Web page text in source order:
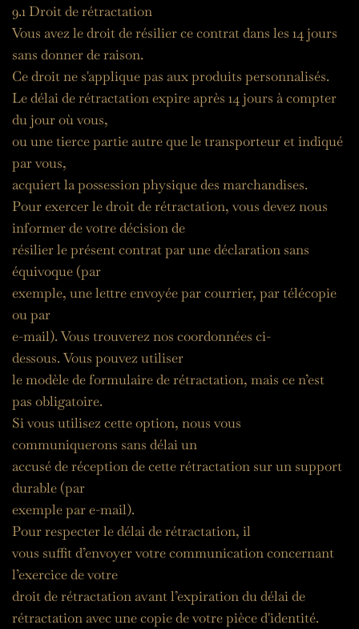
9.1 Droit de rétractation
Vous avez le droit de résilier ce contrat dans les 14 jours
sans donner de raison.
Ce droit ne s'applique pas aux produits personnalisés.
Le délai de rétractation expire après 14 jours à compter
du jour où vous,
ou une tierce partie autre que le transporteur et indiqué
par vous,
acquiert la possession physique des marchandises.
Pour exercer le droit de rétractation, vous devez nous
informer de votre décision de
résilier le présent contrat par une déclaration sans
équivoque (par
exemple, une lettre envoyée par courrier, par télécopie
ou par
e-mail). Vous trouverez nos coordonnées ci-
dessous. Vous pouvez utiliser
le modèle de formulaire de rétractation, mais ce n’est
pas obligatoire.
Si vous utilisez cette option, nous vous
communiquerons sans délai un
accusé de réception de cette rétractation sur un support
durable (par
exemple par e-mail).
Pour respecter le délai de rétractation, il
vous suffit d’envoyer votre communication concernant
l’exercice de votre
droit de rétractation avant l’expiration du délai de
rétractation avec une copie de votre pièce d'identité.